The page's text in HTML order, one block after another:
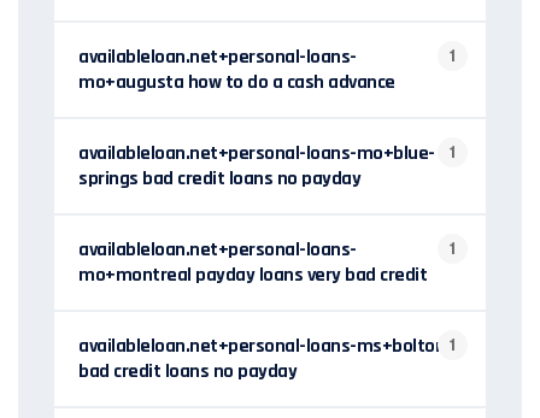
availableloan.net+personal-loans-
mo+augusta how to do a cash advance
1
availableloan.net+personal-loans-mo+blue-
springs bad credit loans no payday
1
availableloan.net+personal-loans-
mo+montreal payday loans very bad credit
1
availableloan.net+personal-loans-ms+bolton
bad credit loans no payday
1